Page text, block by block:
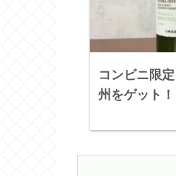
コンビニ限
州をゲット！